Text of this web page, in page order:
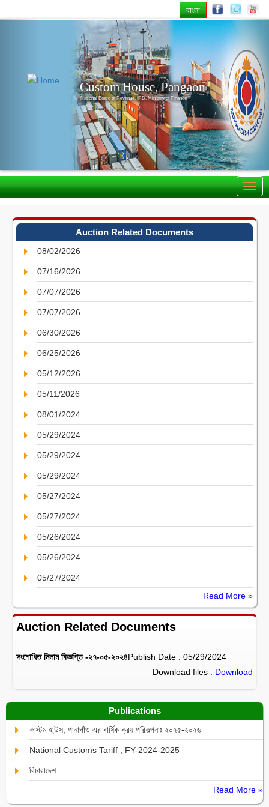
বাংলা
Custom House, Pangaon
National Board of Revenue, IRD, Ministry of Finance
Auction Related Documents
08/02/2026
07/16/2026
07/07/2026
07/07/2026
06/30/2026
06/25/2026
05/12/2026
05/11/2026
08/01/2024
05/29/2024
05/29/2024
05/29/2024
05/27/2024
05/27/2024
05/26/2024
05/26/2024
05/27/2024
Read More »
Auction Related Documents
সংশোধিত নিলাম বিজ্ঞপ্তি -২৭-০৫-২০২৪Publish Date : 05/29/2024
Download files : Download
Publications
কাস্টম হা্উস, পানাগাঁও এর বার্ষিক ক্রয় পরিকল্পনাঃ ২০২৫-২০২৬
National Customs Tariff , FY-2024-2025
বিচারাদেশ
Read More »